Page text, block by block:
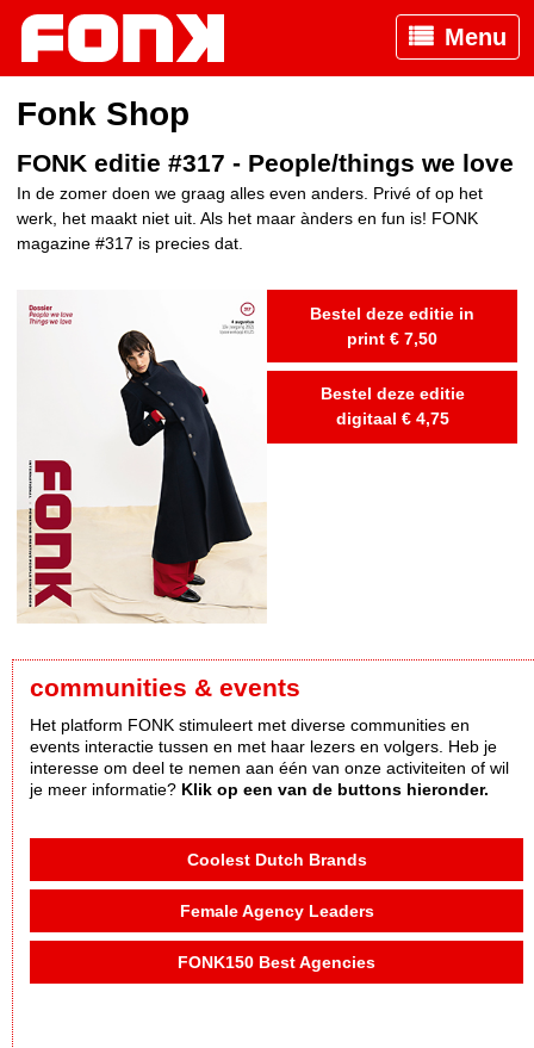
Menu
Fonk Shop
FONK editie #317 - People/things we love
In de zomer doen we graag alles even anders. Privé of op het
werk, het maakt niet uit. Als het maar ànders en fun is! FONK
magazine #317 is precies dat.
Bestel deze editie in
print € 7,50
Bestel deze editie
digitaal € 4,75
communities & events
Het platform FONK stimuleert met diverse communities en
events interactie tussen en met haar lezers en volgers. Heb je
interesse om deel te nemen aan één van onze activiteiten of wil
je meer informatie? Klik op een van de buttons hieronder.
Coolest Dutch Brands
Female Agency Leaders
FONK150 Best Agencies